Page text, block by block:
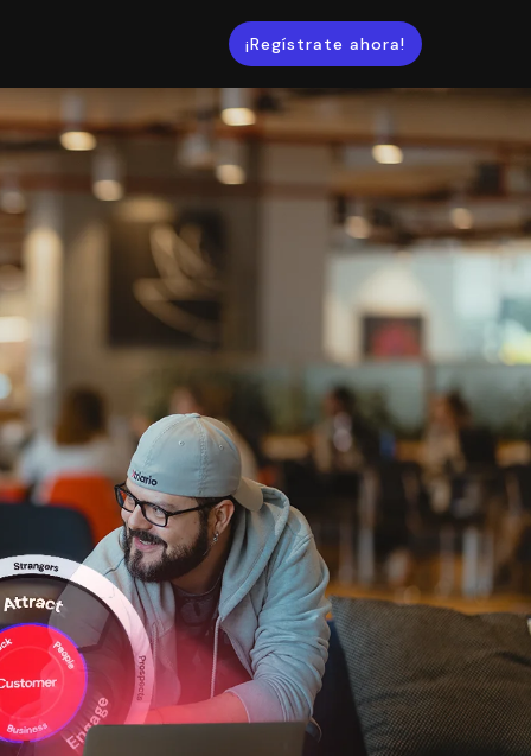
¡Regístrate ahora!